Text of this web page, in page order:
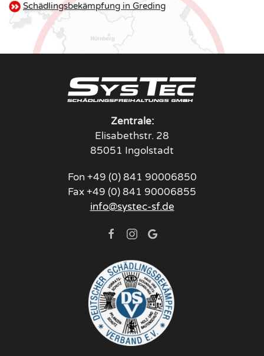
Schädlingsbekämpfung in Greding
Zentrale:
Elisabethstr. 28
85051 Ingolstadt
Fon +49 (0) 841 90006850
Fax +49 (0) 841 90006855
info@systec-sf.de